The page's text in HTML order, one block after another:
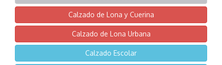
Calzado de Lona y Cuerina
Calzado de Lona Urbana
Calzado Escolar